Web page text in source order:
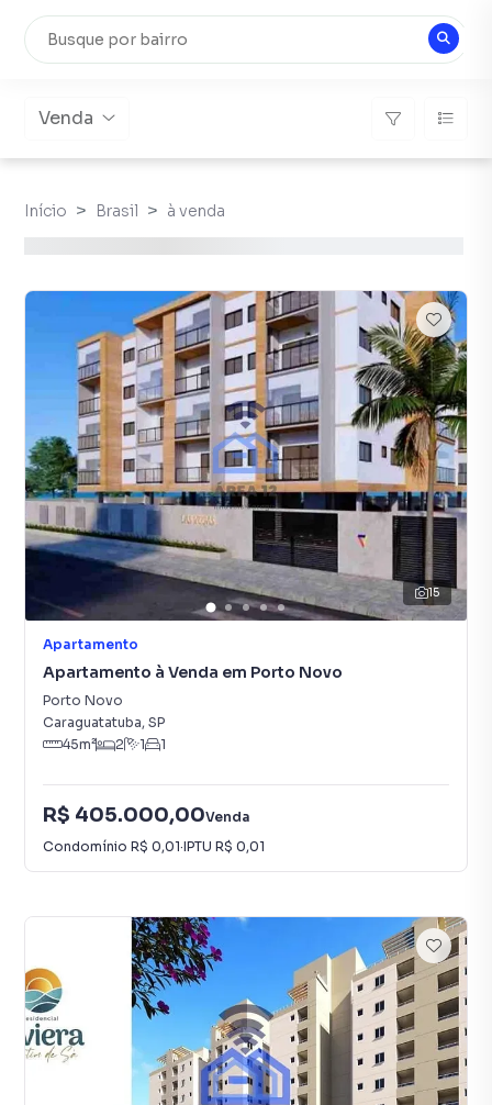
Venda
Início Brasil à venda
15
Apartamento
Apartamento à Venda em Porto Novo
Porto Novo
Caraguatatuba, SP
45m² 2 1 1
R$ 405.000,00Venda
Condomínio R$ 0,01·IPTU R$ 0,01